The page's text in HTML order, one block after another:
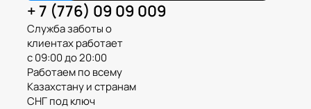
+ 7 (776) 09 09 009
Служба заботы о
клиентах работает
с 09:00 до 20:00
Работаем по всему
Казахстану и странам
СНГ под ключ